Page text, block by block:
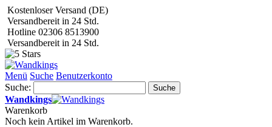
Kostenloser Versand (DE)
Versandbereit in 24 Std.
Hotline 02306 8513900
Versandbereit in 24 Std.
Menü Suche Benutzerkonto
Suche:
Suche
Wandkings
Warenkorb
Noch kein Artikel im Warenkorb.